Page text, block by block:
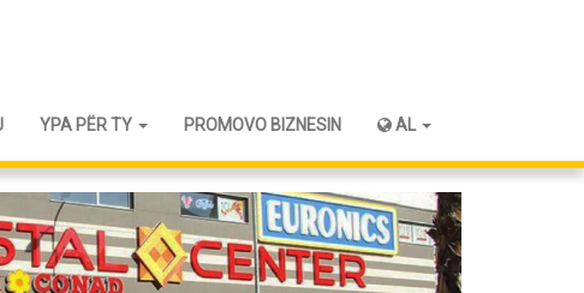
YPA PËR TY PROMOVO BIZNESIN AL